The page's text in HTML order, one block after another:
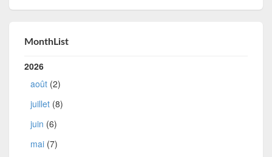
MonthList
2026
août (2)
juillet (8)
juin (6)
mai (7)